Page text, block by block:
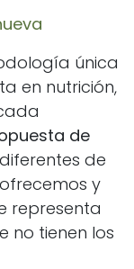
única
en nutrición,
de
de
y
representa
no tienen los